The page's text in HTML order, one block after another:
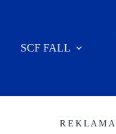
SCF FALL
R E K L A M A